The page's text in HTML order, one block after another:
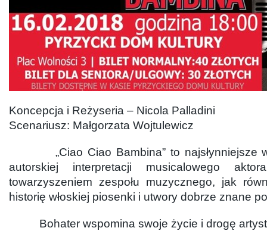
Koncepcja i Reżyseria – Nicola Palladini
Scenariusz: Małgorzata Wojtulewicz
„Ciao Ciao Bambina” to najsłynniejsze
autorskiej interpretacji musicalowego
towarzyszeniem zespołu muzycznego, jak
historię włoskiej piosenki i utwory dobrze znane
Bohater wspomina swoje życie i drogę